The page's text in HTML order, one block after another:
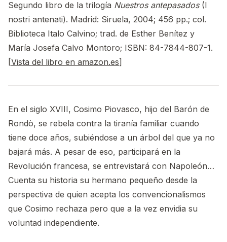
Segundo libro de la trilogía Nuestros antepasados(I
nostri antenati). Madrid: Siruela, 2004; 456 pp.; col.
Biblioteca Italo Calvino; trad. de Esther Benítez y
María Josefa Calvo Montoro; ISBN: 84-7844-807-1.
[Vista del libro en amazon.es]
En el siglo XVIII, Cosimo Piovasco, hijo del Barón de
Rondò, se rebela contra la tiranía familiar cuando
tiene doce años, subiéndose a un árbol del que ya no
bajará más. A pesar de eso, participará en la
Revolución francesa, se entrevistará con Napoleón…
Cuenta su historia su hermano pequeño desde la
perspectiva de quien acepta los convencionalismos
que Cosimo rechaza pero que a la vez envidia su
voluntad independiente.